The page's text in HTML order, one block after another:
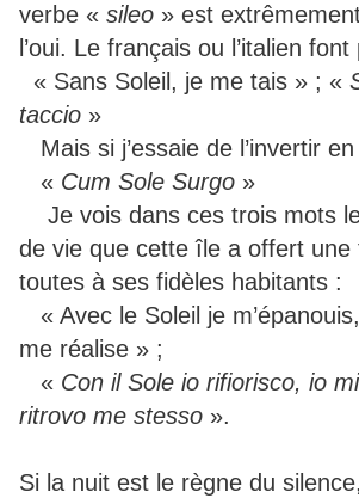
verbe « sileo » est
l’oui. Le français ou l’italien
« Sans Soleil, je me tais » ; «
taccio »
Mais si j’essaie de l’invertir en
« Cum Sole Surgo »
Je vois dans ces trois mots
de vie que cette île a offert une
toutes à ses fidèles habitants :
« Avec le Soleil je
me réalise » ;
« Con il Sole io rifiorisco, io
ritrovo me stesso ».
Si la nuit est le règne du